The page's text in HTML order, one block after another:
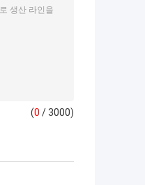
(0 / 3000)